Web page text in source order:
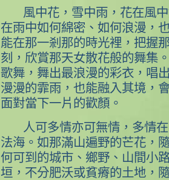
風中花，雪中雨，花在風
在雨中如何綿密、如何浪漫，
能在那一剎那的時光裡，把握
刻，欣賞那天女散花般的舞集
歌舞，舞出最浪漫的彩衣，唱
漫漫的霏雨，也能融入其境，
面對當下一片的歡顏。
人可多情亦可無情，多情
法海。如那滿山遍野的芒花，
何可到的城市、鄉野、山間小
垣，不分肥沃或貧瘠的土地，